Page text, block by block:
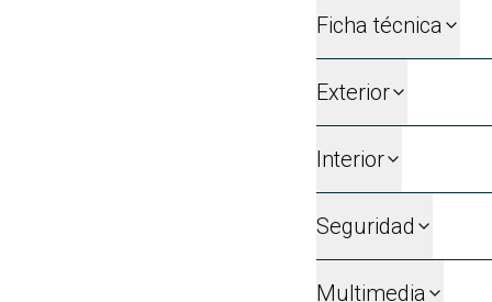
Ficha técnica
Exterior
Interior
Seguridad
Multimedia